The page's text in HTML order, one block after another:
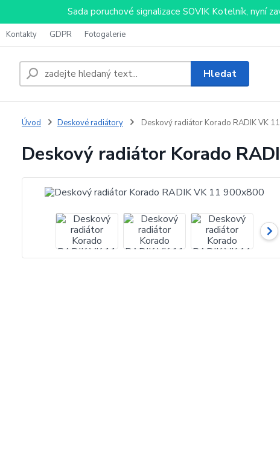
Sada poruchové signalizace SOVIK Kotelník, nyní
Kontakty GDPR Fotogalerie
Hledat
Úvod Deskové radiátory Deskový radiátor Korado RADIK VK
Deskový radiátor Korado